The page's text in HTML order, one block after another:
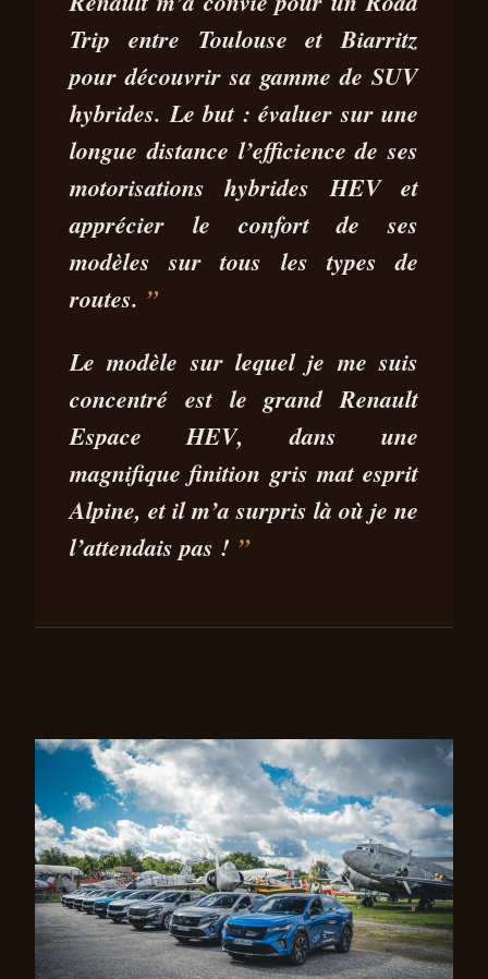
HYBRIDE ESPRIT ALPINE : IL
CACHE BIEN SON JEU !
2026
LECTURE
SEGURA
Trip entre Toulouse et Biarritz
pour découvrir sa gamme de SUV
hybrides. Le but : évaluer sur une
longue distance l’efficience de ses
motorisations hybrides HEV et
apprécier le confort de ses
modèles sur tous les types de
routes.
Le modèle sur lequel je me suis
concentré est le grandRenault
Espace HEV, dans une
magnifique finition gris mat esprit
Alpine, et il m’asurpris là où je ne
l’attendais pas !